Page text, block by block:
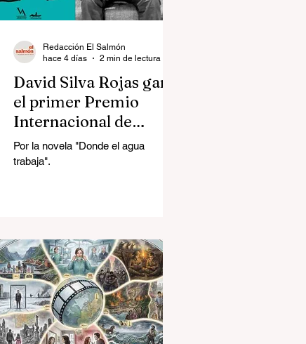
David Silva Rojas ganó
el primer Premio
Internacional de
Novela Breve Almadía
Ventosa-Arrufat
Por la novela "Donde el agua
trabaja".
Redacción El Salmón
hace 4 días
2 min de lectura